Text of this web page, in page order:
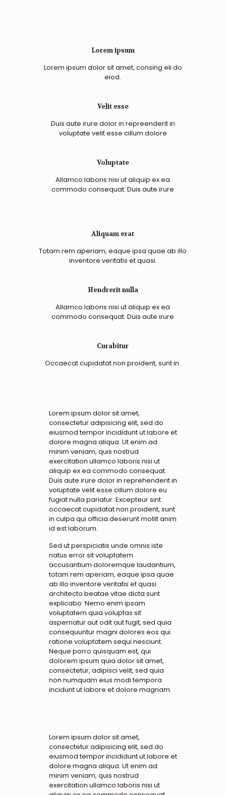
Lorem ipsum
Lorem ipsum dolor sit amet, consing eli do
eiod.
Velit esse
Duis aute irure dolor in repreenderit in
voluptate velit esse cillum dolore
Voluptate
Allamco laboris nisi ut aliquip ex ea
commodo consequat. Duis aute irure
Aliquam erat
Totam rem aperiam, eaque ipsa quae ab illo
inventore veritatis et quasi.
Hendrerit nulla
Allamco laboris nisi ut aliquip ex ea
commodo consequat. Duis aute irure
Curabitur
Occaecat cupidatat non proident, sunt in.
Lorem ipsum dolor sit amet,
consectetur adipisicing elit, sed do
eiusmod tempor incididunt ut labore et
dolore magna aliqua. Ut enim ad
minim veniam, quis nostrud
exercitation ullamco laboris nisi ut
aliquip ex ea commodo consequat.
Duis aute irure dolor in reprehenderit in
voluptate velit esse cillum dolore eu
fugiat nulla pariatur. Excepteur sint
occaecat cupidatat non proident, sunt
in culpa qui officia deserunt mollit anim
id est laborum.
Sed ut perspiciatis unde omnis iste
natus error sit voluptatem
accusantium doloremque laudantium,
totam rem aperiam, eaque ipsa quae
ab illo inventore veritatis et quasi
architecto beatae vitae dicta sunt
explicabo. Nemo enim ipsam
voluptatem quia voluptas sit
aspernatur aut odit aut fugit, sed quia
consequuntur magni dolores eos qui
ratione voluptatem sequi nesciunt.
Neque porro quisquam est, qui
dolorem ipsum quia dolor sit amet,
consectetur, adipisci velit, sed quia
non numquam eius modi tempora
incidunt ut labore et dolore magnam.
Lorem ipsum dolor sit amet,
consectetur adipisicing elit, sed do
eiusmod tempor incididunt ut labore et
dolore magna aliqua. Ut enim ad
minim veniam, quis nostrud
exercitation ullamco laboris nisi ut